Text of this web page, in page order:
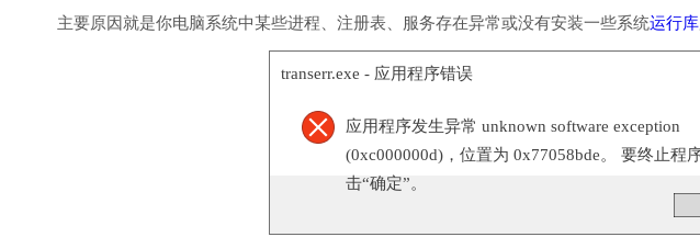
主要原因就是你电脑系统中某些进程、注册表、服务存在异常或没有安装一些系统运行库
transerr.exe - 应用程序错误
应用程序发生异常 unknown software exception
(0xc000000d)，位置为 0x77058bde。 要终止程
击“确定”。